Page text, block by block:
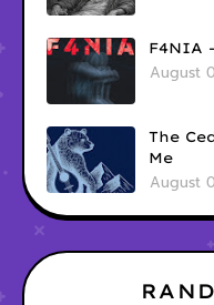
F4NIA
August
The
Me
August